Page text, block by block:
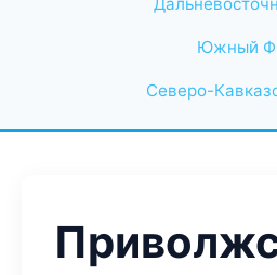
Южный
Северо-